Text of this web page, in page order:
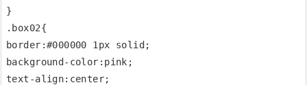
}
.box02{
border:#000000 1px solid;
background-color:pink;
text-align:center;